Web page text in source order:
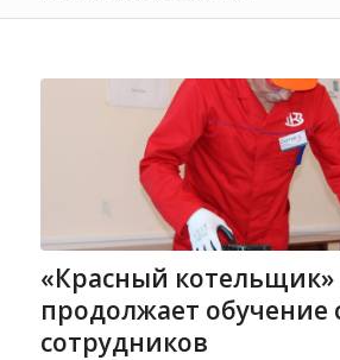
«Красный котельщик»
продолжает обучение
сотрудников